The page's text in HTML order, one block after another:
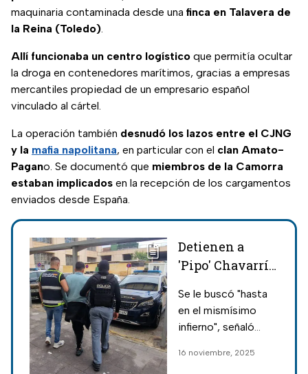
maquinaria contaminada desde una finca en Talavera de
la Reina (Toledo).
Allí funcionaba un centro logístico que permitía ocultar
la droga en contenedores marítimos, gracias a empresas
mercantiles propiedad de un empresario español
vinculado al cártel.
La operación también desnudó los lazos entre el CJNG
y la mafia napolitana, en particular con el clan Amato-
Pagano. Se documentó que miembros de la Camorra
estaban implicados en la recepción de los cargamentos
enviados desde España.
Detienen a
'Pipo' Chavarría,
buscado en
Ecuador, ligado
Se le buscó "hasta
en el mismísimo
infierno", señaló
cambió su
16 noviembre, 2025